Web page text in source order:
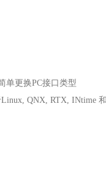
更换PC接口类型
QNX, RTX, INtime 和